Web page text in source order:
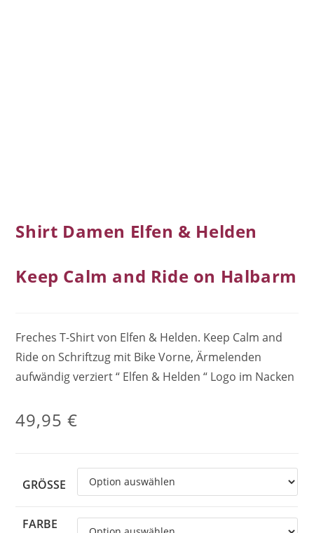
Shirt Damen Elfen & Helden
Keep Calm and Ride on Halbarm
Freches T-Shirt von Elfen & Helden. Keep Calm and
Ride on Schriftzug mit Bike Vorne, Ärmelenden
aufwändig verziert “ Elfen & Helden “ Logo im Nacken
49,95€
GRÖSSE
FARBE